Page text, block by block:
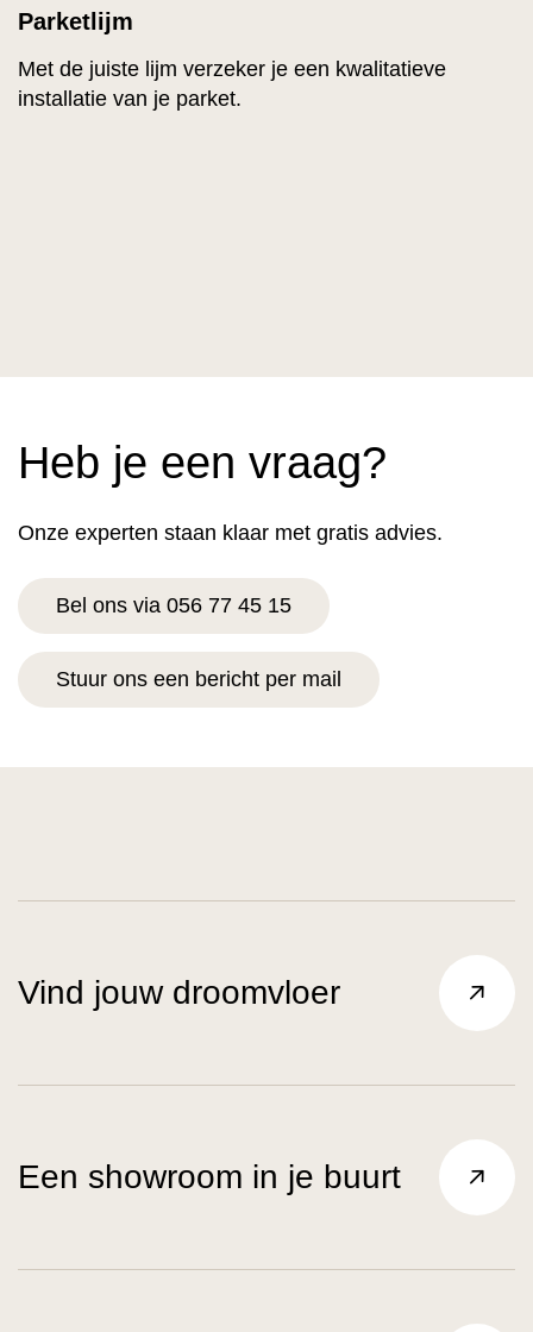
Parketlijm
Met de juiste lijm verzeker je een kwalitatieve
installatie van je parket.
Heb je een vraag?
Onze experten staan klaar met gratis advies.
Bel ons via 056 77 45 15
Stuur ons een bericht per mail
Vind jouw droomvloer
Een showroom in je buurt